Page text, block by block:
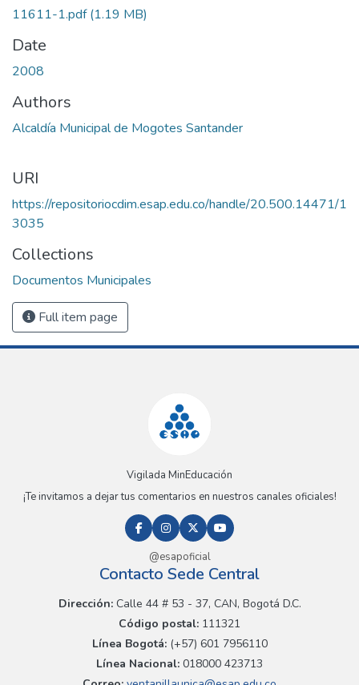
11611-1.pdf(1.19 MB)
Date
2008
Authors
Alcaldía Municipal de Mogotes Santander
URI
https://repositoriocdim.esap.edu.co/handle/20.500.14471/1
3035
Collections
Documentos Municipales
Full item page
Vigilada MinEducación
¡Te invitamos a dejar tus comentarios en nuestros canales oficiales!
@esapoficial
Contacto Sede Central
Dirección:Calle 44 # 53 - 37, CAN, Bogotá D.C.
Código postal: 111321
Línea Bogotá:(+57) 601 7956110
Línea Nacional: 018000 423713